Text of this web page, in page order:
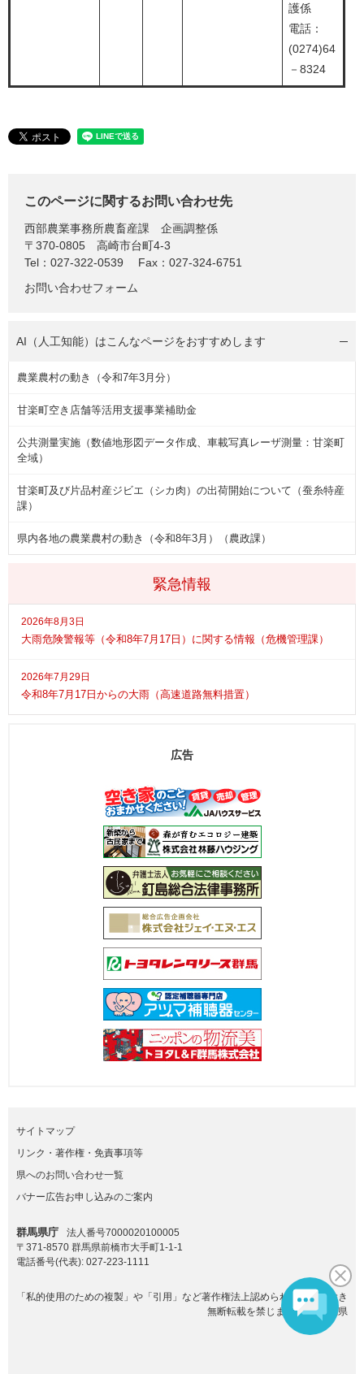
護係
電話：
(0274)64
－8324
このページに関するお問い合わせ先
西部農業事務所農畜産課
企画調整係
〒370-0805
高崎市台町4-3
Tel：027-322-0539
Fax：027-324-6751
お問い合わせフォーム
緊急情報
2026年8月3日
大雨危険警報等（令和8年7月17日）に関する情報（危機管理課）
2026年7月29日
令和8年7月17日からの大雨（高速道路無料措置）
AI（人工知能）はこんなページをおすすめします
農業農村の動き（令和7年3月分）
甘楽町空き店舗等活用支援事業補助金
公共測量実施（数値地形図データ作成、車載写真レーザ測量：甘楽町
全域）
甘楽町及び片品村産ジビエ（シカ肉）の出荷開始について（蚕糸特産
課）
県内各地の農業農村の動き（令和8年3月）（農政課）
広告
サイトマップ
リンク・著作権・免責事項等
県へのお問い合わせ一覧
バナー広告お申し込みのご案内
群馬県庁
法人番号7000020100005
〒371-8570 群馬県前橋市大手町1-1-1
電話番号(代表): 027-223-1111
「私的使用のための複製」や「引用」など著作権法上認められた場合を除き
無断転載を禁じます。(C)群馬県